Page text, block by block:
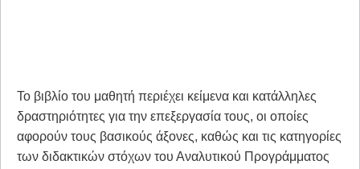
Το βιβλίο του μαθητή περιέχει κείμενα και κατάλληλες
δραστηριότητες για την επεξεργασία τους, οι οποίες
αφορούν τους βασικούς άξονες, καθώς και τις κατηγορίες
των διδακτικών στόχων του Αναλυτικού Προγράμματος